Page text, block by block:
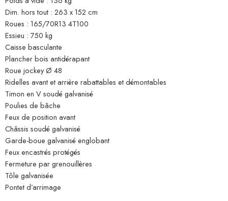
Dim. hors tout : 263 x 152 cm
Roues : 165/70R13 4T100
Essieu : 750 kg
Caisse basculante
Plancher bois antidérapant
Roue jockey Ø 48
Ridelles avant et arrière rabattables et démontables
Timon en V soudé galvanisé
Poulies de bâche
Feux de position avant
Châssis soudé galvanisé
Garde-boue galvanisé englobant
Feux encastrés protégés
Fermeture par grenouillères
Tôle galvanisée
Pontet d’arrimage